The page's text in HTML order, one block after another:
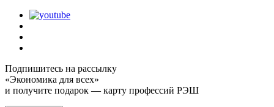
Подпишитесь на рассылку
«Экономика для всех»
и получите подарок — карту профессий РЭШ